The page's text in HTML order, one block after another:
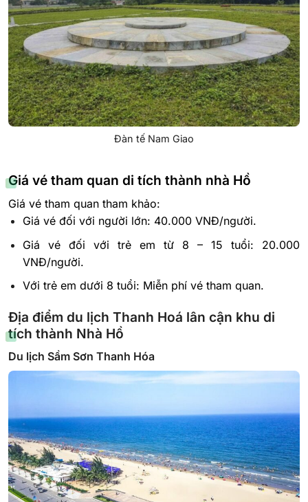
Đàn tế Nam Giao
Giá vé tham quan di tích thành nhà Hồ
Giá vé tham quan tham khảo:
Giá vé đối với người lớn: 40.000 VNĐ/người.
Giá vé đối với trẻ em từ 8 – 15 tuổi: 20.000
VNĐ/người.
Với trẻ em dưới 8 tuổi: Miễn phí vé tham quan.
Địa điểm du lịch Thanh Hoá lân cận khu di
tích thành Nhà Hồ
Du lịch Sầm Sơn Thanh Hóa